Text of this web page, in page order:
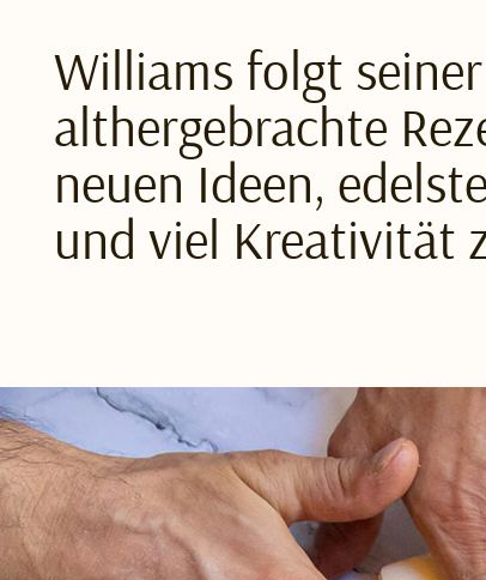
Williams folgt
althergebrachte
neuen Ideen,
und viel Kreativität